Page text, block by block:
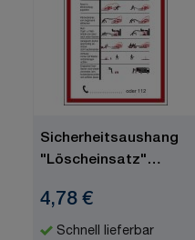
Sicherheitsaushang
"Löscheinsatz"
200 x 300 x 1 mm
4,78 €
Schnell lieferbar